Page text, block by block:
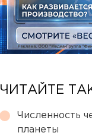
ЧИТАЙТЕ
Численность
планеты